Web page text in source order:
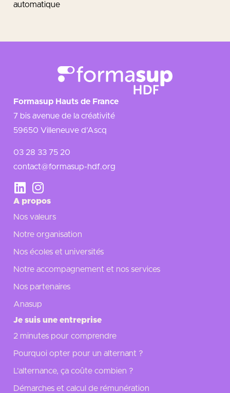
automatique
Formasup Hauts de France
7 bis avenue de la créativité
59650 Villeneuve d’Ascq
03 28 33 75 20
contact@formasup-hdf.org
A propos
Nos valeurs
Notre organisation
Nos écoles et universités
Notre accompagnement et nos services
Nos partenaires
Anasup
Je suis une entreprise
2 minutes pour comprendre
Pourquoi opter pour un alternant ?
L’alternance, ça coûte combien ?
Démarches et calcul de rémunération